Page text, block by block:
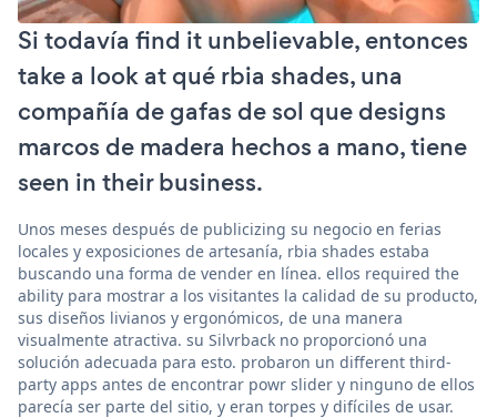
Si todavía find it unbelievable, entonces
take a look at qué rbia shades, una
compañía de gafas de sol que designs
marcos de madera hechos a mano, tiene
seen in their business.
Unos meses después de publicizing su negocio en ferias
locales y exposiciones de artesanía, rbia shades estaba
buscando una forma de vender en línea. ellos required the
ability para mostrar a los visitantes la calidad de su producto,
sus diseños livianos y ergonómicos, de una manera
visualmente atractiva. su Silvrback no proporcionó una
solución adecuada para esto. probaron un different third-
party apps antes de encontrar powr slider y ninguno de ellos
parecía ser parte del sitio, y eran torpes y difíciles de usar.